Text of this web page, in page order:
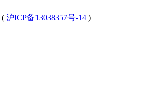
( 沪ICP备13038357号-14 )